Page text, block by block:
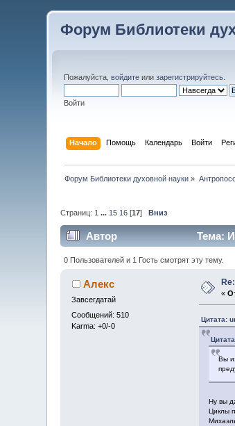
Форум Библиотеки
Пожалуйста,войдите илизарегистрируйтесь
Войти
Начало Помощь Календарь Войти
Форум Библиотеки духовной науки »
Страниц: 1 ... 15 16 [17] Вниз
Автор Тема:
0 Пользователей и 1 Гость смотрят эту тему.
Алекс
Завсегдатай
Сообщений: 510
Karma: +0/-0
«
Цитата:
Вы
Ну вы
Циклы